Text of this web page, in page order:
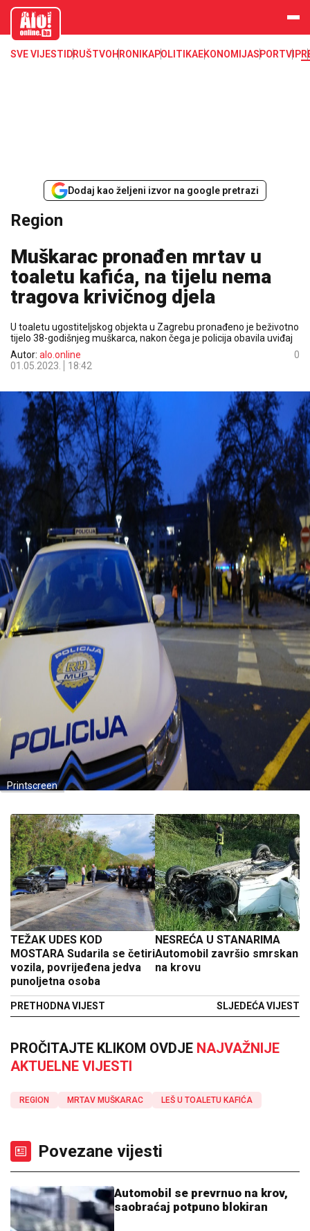
aloonline.b
SVE VIJESTI DRUŠTVOHRONIKAPOLITIKAEKONOMIJASPORTVIP
Dodaj kao željeni izvor na google pretrazi
Region
Muškarac pronađen mrtav u
toaletu kafića, na tijelu nema
tragova krivičnog djela
U toaletu ugostiteljskog objekta u Zagrebu pronađeno je beživotno
tijelo 38-godišnjeg muškarca, nakon čega je policija obavila uviđaj
Autor: alo.online
01.05.2023.
18:42
0
Printscreen
TEŽAK UDES KOD
MOSTARA Sudarila se četiri
vozila, povrijeđena jedva
punoljetna osoba
PRETHODNA VIJEST
NESREĆA U STANARIMA
Automobil završio smrskan
na krovu
SLJEDEĆA VIJEST
PROČITAJTE KLIKOM OVDJE NAJVAŽNIJE
AKTUELNE VIJESTI
REGION MRTAV MUŠKARAC LEŠ U TOALETU KAFIĆA
Povezane vijesti
Automobil se prevrnuo na krov,
saobraćaj potpuno blokiran